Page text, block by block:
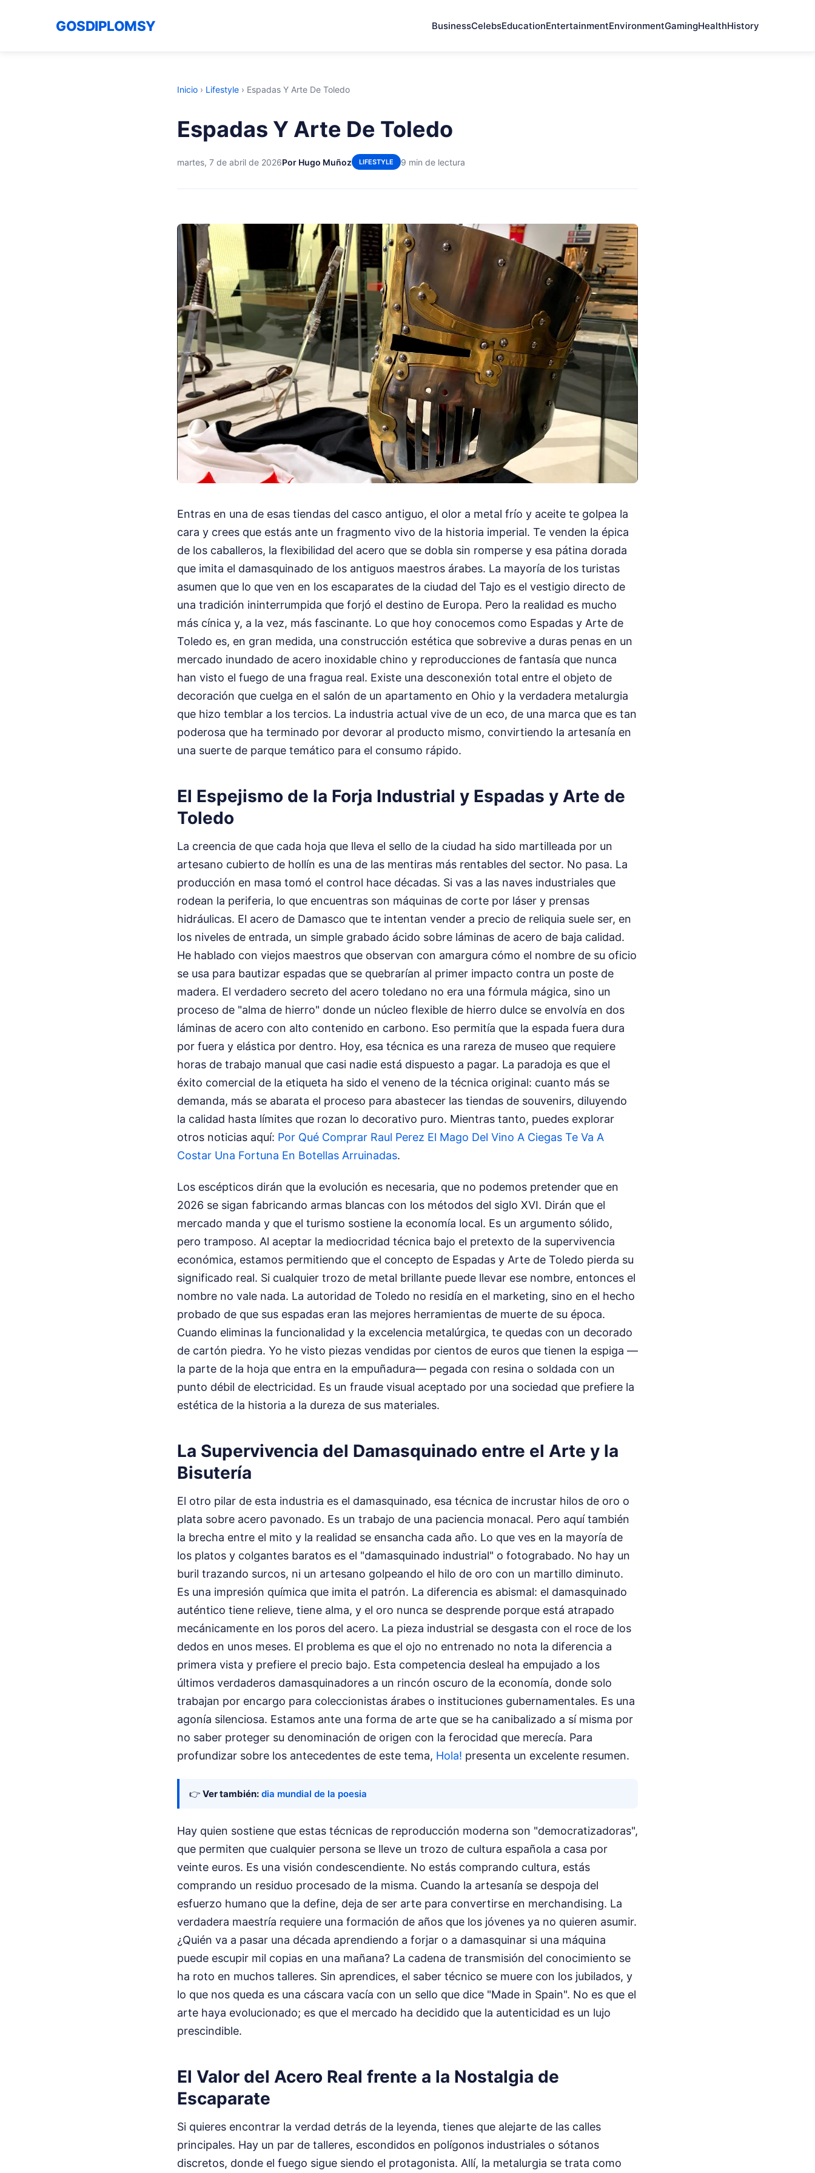
GOSDIPLOMSY BusinessCelebsEducationEntertainmentEnvironmentGamingHealthHistory
Inicio › Lifestyle › Espadas Y Arte De Toledo
Espadas Y Arte De Toledo
martes, 7 de abril de 2026Por Hugo Muñoz LIFESTYLE 9 min de lectura
Entras en una de esas tiendas del casco antiguo, el olor a metal frío y aceite te golpea la
cara y crees que estás ante un fragmento vivo de la historia imperial. Te venden la épica
de los caballeros, la flexibilidad del acero que se dobla sin romperse y esa pátina dorada
que imita el damasquinado de los antiguos maestros árabes. La mayoría de los turistas
asumen que lo que ven en los escaparates de la ciudad del Tajo es el vestigio directo de
una tradición ininterrumpida que forjó el destino de Europa. Pero la realidad es mucho
más cínica y, a la vez, más fascinante. Lo que hoy conocemos como Espadas y Arte de
Toledo es, en gran medida, una construcción estética que sobrevive a duras penas en un
mercado inundado de acero inoxidable chino y reproducciones de fantasía que nunca
han visto el fuego de una fragua real. Existe una desconexión total entre el objeto de
decoración que cuelga en el salón de un apartamento en Ohio y la verdadera metalurgia
que hizo temblar a los tercios. La industria actual vive de un eco, de una marca que es tan
poderosa que ha terminado por devorar al producto mismo, convirtiendo la artesanía en
una suerte de parque temático para el consumo rápido.
El Espejismo de la Forja Industrial y Espadas y Arte de
Toledo
La creencia de que cada hoja que lleva el sello de la ciudad ha sido martilleada por un
artesano cubierto de hollín es una de las mentiras más rentables del sector. No pasa. La
producción en masa tomó el control hace décadas. Si vas a las naves industriales que
rodean la periferia, lo que encuentras son máquinas de corte por láser y prensas
hidráulicas. El acero de Damasco que te intentan vender a precio de reliquia suele ser, en
los niveles de entrada, un simple grabado ácido sobre láminas de acero de baja calidad.
He hablado con viejos maestros que observan con amargura cómo el nombre de su oficio
se usa para bautizar espadas que se quebrarían al primer impacto contra un poste de
madera. El verdadero secreto del acero toledano no era una fórmula mágica, sino un
proceso de "alma de hierro" donde un núcleo flexible de hierro dulce se envolvía en dos
láminas de acero con alto contenido en carbono. Eso permitía que la espada fuera dura
por fuera y elástica por dentro. Hoy, esa técnica es una rareza de museo que requiere
horas de trabajo manual que casi nadie está dispuesto a pagar. La paradoja es que el
éxito comercial de la etiqueta ha sido el veneno de la técnica original: cuanto más se
demanda, más se abarata el proceso para abastecer las tiendas de souvenirs, diluyendo
la calidad hasta límites que rozan lo decorativo puro. Mientras tanto, puedes explorar
otros noticias aquí: Por Qué Comprar Raul Perez El Mago Del Vino A Ciegas Te Va A
Costar Una Fortuna En Botellas Arruinadas.
Los escépticos dirán que la evolución es necesaria, que no podemos pretender que en
2026 se sigan fabricando armas blancas con los métodos del siglo XVI. Dirán que el
mercado manda y que el turismo sostiene la economía local. Es un argumento sólido,
pero tramposo. Al aceptar la mediocridad técnica bajo el pretexto de la supervivencia
económica, estamos permitiendo que el concepto de Espadas y Arte de Toledo pierda su
significado real. Si cualquier trozo de metal brillante puede llevar ese nombre, entonces el
nombre no vale nada. La autoridad de Toledo no residía en el marketing, sino en el hecho
probado de que sus espadas eran las mejores herramientas de muerte de su época.
Cuando eliminas la funcionalidad y la excelencia metalúrgica, te quedas con un decorado
de cartón piedra. Yo he visto piezas vendidas por cientos de euros que tienen la espiga —
la parte de la hoja que entra en la empuñadura— pegada con resina o soldada con un
punto débil de electricidad. Es un fraude visual aceptado por una sociedad que prefiere la
estética de la historia a la dureza de sus materiales.
La Supervivencia del Damasquinado entre el Arte y la
Bisutería
El otro pilar de esta industria es el damasquinado, esa técnica de incrustar hilos de oro o
plata sobre acero pavonado. Es un trabajo de una paciencia monacal. Pero aquí también
la brecha entre el mito y la realidad se ensancha cada año. Lo que ves en la mayoría de
los platos y colgantes baratos es el "damasquinado industrial" o fotograbado. No hay un
buril trazando surcos, ni un artesano golpeando el hilo de oro con un martillo diminuto.
Es una impresión química que imita el patrón. La diferencia es abismal: el damasquinado
auténtico tiene relieve, tiene alma, y el oro nunca se desprende porque está atrapado
mecánicamente en los poros del acero. La pieza industrial se desgasta con el roce de los
dedos en unos meses. El problema es que el ojo no entrenado no nota la diferencia a
primera vista y prefiere el precio bajo. Esta competencia desleal ha empujado a los
últimos verdaderos damasquinadores a un rincón oscuro de la economía, donde solo
trabajan por encargo para coleccionistas árabes o instituciones gubernamentales. Es una
agonía silenciosa. Estamos ante una forma de arte que se ha canibalizado a sí misma por
no saber proteger su denominación de origen con la ferocidad que merecía. Para
profundizar sobre los antecedentes de este tema, Hola! presenta un excelente resumen.
👉 Ver también: dia mundial de la poesia
Hay quien sostiene que estas técnicas de reproducción moderna son "democratizadoras",
que permiten que cualquier persona se lleve un trozo de cultura española a casa por
veinte euros. Es una visión condescendiente. No estás comprando cultura, estás
comprando un residuo procesado de la misma. Cuando la artesanía se despoja del
esfuerzo humano que la define, deja de ser arte para convertirse en merchandising. La
verdadera maestría requiere una formación de años que los jóvenes ya no quieren asumir.
¿Quién va a pasar una década aprendiendo a forjar o a damasquinar si una máquina
puede escupir mil copias en una mañana? La cadena de transmisión del conocimiento se
ha roto en muchos talleres. Sin aprendices, el saber técnico se muere con los jubilados, y
lo que nos queda es una cáscara vacía con un sello que dice "Made in Spain". No es que el
arte haya evolucionado; es que el mercado ha decidido que la autenticidad es un lujo
prescindible.
El Valor del Acero Real frente a la Nostalgia de
Escaparate
Si quieres encontrar la verdad detrás de la leyenda, tienes que alejarte de las calles
principales. Hay un par de talleres, escondidos en polígonos industriales o sótanos
discretos, donde el fuego sigue siendo el protagonista. Allí, la metalurgia se trata como